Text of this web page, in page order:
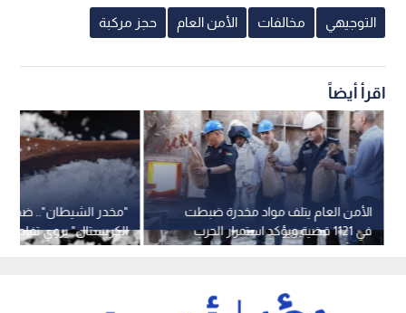
التوجيهي مخالفات الأمن العام حجز مركبة
اقرأ أيضاً
"مخدر الشيطان".. ضحية
الكريستال" يروي تفاصيل
فيديو
الأمن العام يتلف مواد مخدرة ضبطت
في 1121 قضية ويؤكد استمرار الحرب
على آفة المخدرات